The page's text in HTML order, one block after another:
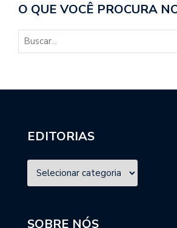
O QUE VOCÊ PROCURA
EDITORIAS
SOBRE NÓS